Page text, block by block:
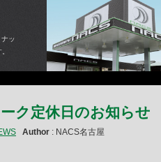
ナッ
ク定休日のお知らせ
Author : NACS名古屋